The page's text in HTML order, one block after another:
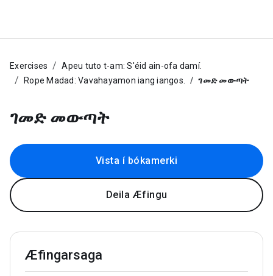
Exercises
Apeu tuto t-am: S'éid ain-ofa damí.
Rope Madad: Vavahayamon iang iangos.
ገመድ መውጣት
ገመድ መውጣት
Vista í bókamerki
Deila Æfingu
Æfingarsaga